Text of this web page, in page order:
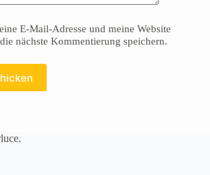
E-Mail-Adresse und meine Website
nächste Kommentierung speichern.